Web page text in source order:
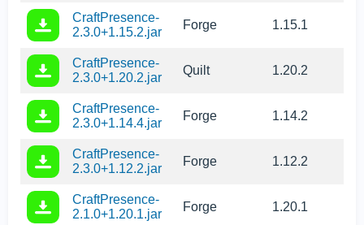
CraftPresence-
2.3.0+1.15.2.jar
Forge 1.15.1
CraftPresence-
2.3.0+1.20.2.jar
Quilt 1.20.2
CraftPresence-
2.3.0+1.14.4.jar
Forge 1.14.2
CraftPresence-
2.3.0+1.12.2.jar
Forge 1.12.2
CraftPresence-
2.1.0+1.20.1.jar
Forge 1.20.1